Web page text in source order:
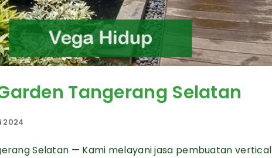
Tangerang Selatan
2024
Selatan — Kami melayani jasa pembuatan vertical